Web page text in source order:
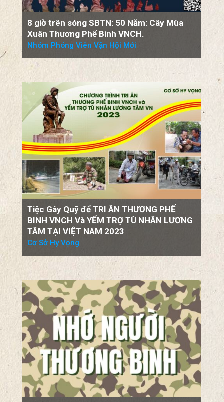
Nhóm Phóng Viên Vận Hội Mới
Tiệc Gây Quỹ để TRI ÂN THƯƠNG PHẾ
BINH VNCH Và YỂM TRỢ TÙ NHÂN LƯƠNG
TÂM TẠI VIỆT NAM 2023
Lời Kêu Gọi Hỗ Trợ Chương Trình Tri Ân
Thương Phế Binh VNCH, năm 2023
LM Trương Hoàng Vũ & LM Hồ Đắc Tâm